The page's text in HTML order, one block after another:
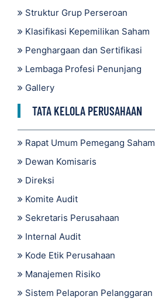
Struktur Grup Perseroan
Klasifikasi Kepemilikan Saham
Penghargaan dan Sertifikasi
Lembaga Profesi Penunjang
Gallery
TATA KELOLA PERUSAHAAN
Rapat Umum Pemegang Saham
Dewan Komisaris
Direksi
Komite Audit
Sekretaris Perusahaan
Internal Audit
Kode Etik Perusahaan
Manajemen Risiko
Sistem Pelaporan Pelanggaran